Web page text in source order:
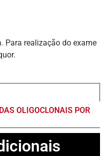
Para realização do exame
OLIGOCLONAIS POR